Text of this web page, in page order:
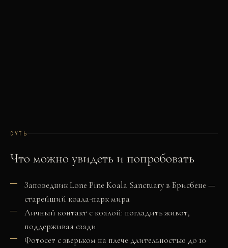
СУТЬ
Что можно увидеть и попробовать
Заповедник Lone Pine Koala Sanctuary в Брисбене —
старейший коала-парк мира
Личный контакт с коалой: погладить живот,
поддерживая сзади
Фотосет с зверьком на плече длительностью до 10